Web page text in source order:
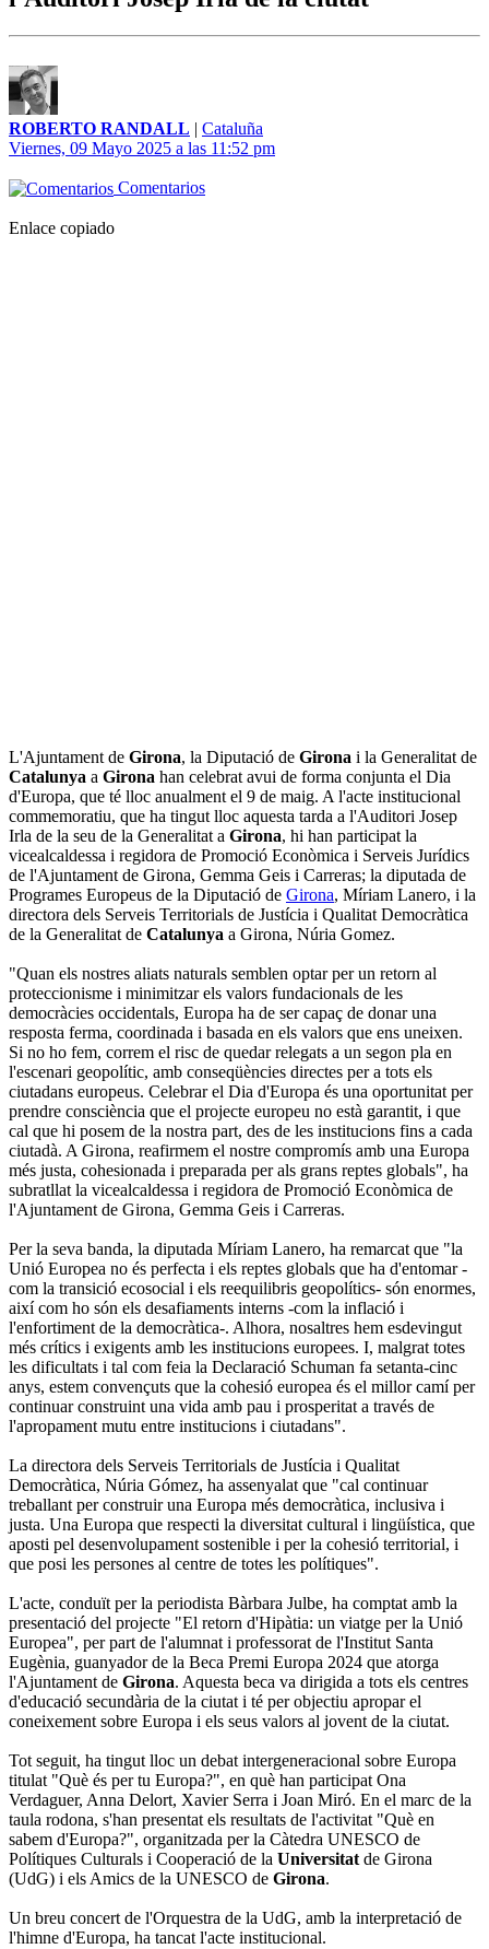
ROBERTO RANDALL | Cataluña
Viernes, 09 Mayo 2025 a las 11:52 pm
Comentarios
Enlace copiado
L'Ajuntament de Girona, la Diputació de Girona i la Generalitat de
Catalunya a Girona han celebrat avui de forma conjunta el Dia
d'Europa, que té lloc anualment el 9 de maig. A l'acte institucional
commemoratiu, que ha tingut lloc aquesta tarda a l'Auditori Josep
Irla de la seu de la Generalitat a Girona, hi han participat la
vicealcaldessa i regidora de Promoció Econòmica i Serveis Jurídics
de l'Ajuntament de Girona, Gemma Geis i Carreras; la diputada de
Programes Europeus de la Diputació de Girona, Míriam Lanero, i la
directora dels Serveis Territorials de Justícia i Qualitat Democràtica
de la Generalitat de Catalunya a Girona, Núria Gomez.
"Quan els nostres aliats naturals semblen optar per un retorn al
proteccionisme i minimitzar els valors fundacionals de les
democràcies occidentals, Europa ha de ser capaç de donar una
resposta ferma, coordinada i basada en els valors que ens uneixen.
Si no ho fem, correm el risc de quedar relegats a un segon pla en
l'escenari geopolític, amb conseqüències directes per a tots els
ciutadans europeus. Celebrar el Dia d'Europa és una oportunitat per
prendre consciència que el projecte europeu no està garantit, i que
cal que hi posem de la nostra part, des de les institucions fins a cada
ciutadà. A Girona, reafirmem el nostre compromís amb una Europa
més justa, cohesionada i preparada per als grans reptes globals", ha
subratllat la vicealcaldessa i regidora de Promoció Econòmica de
l'Ajuntament de Girona, Gemma Geis i Carreras.
Per la seva banda, la diputada Míriam Lanero, ha remarcat que "la
Unió Europea no és perfecta i els reptes globals que ha d'entomar -
com la transició ecosocial i els reequilibris geopolítics- són enormes,
així com ho són els desafiaments interns -com la inflació i
l'enfortiment de la democràtica-. Alhora, nosaltres hem esdevingut
més crítics i exigents amb les institucions europees. I, malgrat totes
les dificultats i tal com feia la Declaració Schuman fa setanta-cinc
anys, estem convençuts que la cohesió europea és el millor camí per
continuar construint una vida amb pau i prosperitat a través de
l'apropament mutu entre institucions i ciutadans".
La directora dels Serveis Territorials de Justícia i Qualitat
Democràtica, Núria Gómez, ha assenyalat que "cal continuar
treballant per construir una Europa més democràtica, inclusiva i
justa. Una Europa que respecti la diversitat cultural i lingüística, que
aposti pel desenvolupament sostenible i per la cohesió territorial, i
que posi les persones al centre de totes les polítiques".
L'acte, conduït per la periodista Bàrbara Julbe, ha comptat amb la
presentació del projecte "El retorn d'Hipàtia: un viatge per la Unió
Europea", per part de l'alumnat i professorat de l'Institut Santa
Eugènia, guanyador de la Beca Premi Europa 2024 que atorga
l'Ajuntament de Girona. Aquesta beca va dirigida a tots els centres
d'educació secundària de la ciutat i té per objectiu apropar el
coneixement sobre Europa i els seus valors al jovent de la ciutat.
Tot seguit, ha tingut lloc un debat intergeneracional sobre Europa
titulat "Què és per tu Europa?", en què han participat Ona
Verdaguer, Anna Delort, Xavier Serra i Joan Miró. En el marc de la
taula rodona, s'han presentat els resultats de l'activitat "Què en
sabem d'Europa?", organitzada per la Càtedra UNESCO de
Polítiques Culturals i Cooperació de la Universitat de Girona
(UdG) i els Amics de la UNESCO de Girona.
Un breu concert de l'Orquestra de la UdG, amb la interpretació de
l'himne d'Europa, ha tancat l'acte institucional.